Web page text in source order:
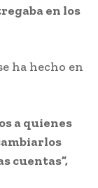
en los
ha hecho en
a quienes
cuentas”,